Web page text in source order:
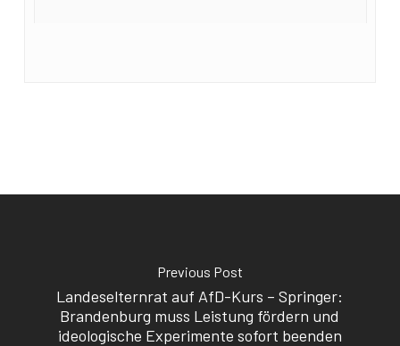
Previous Post
Landeselternrat auf AfD-Kurs – Springer:
Brandenburg muss Leistung fördern und
ideologische Experimente sofort beenden